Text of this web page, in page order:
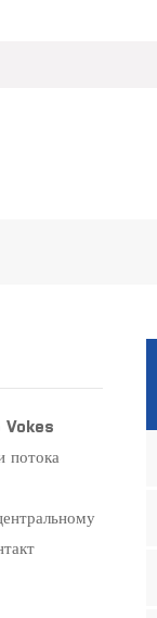
Vokes
потока